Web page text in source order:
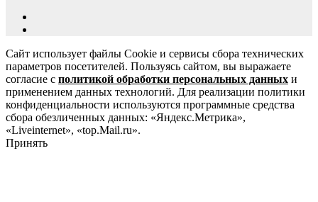
Сайт использует файлы Cookie и сервисы сбора технических
параметров посетителей. Пользуясь сайтом, вы выражаете
согласие с политикой обработки персональных данных и
применением данных технологий. Для реализации политики
конфиденциальности используются программные средства
сбора обезличенных данных: «Яндекс.Метрика»,
«Liveinternet», «top.Mail.ru».
Принять